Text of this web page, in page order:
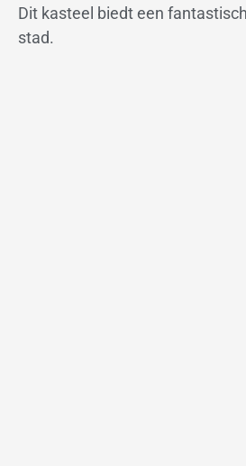
Dit kasteel biedt een
stad.